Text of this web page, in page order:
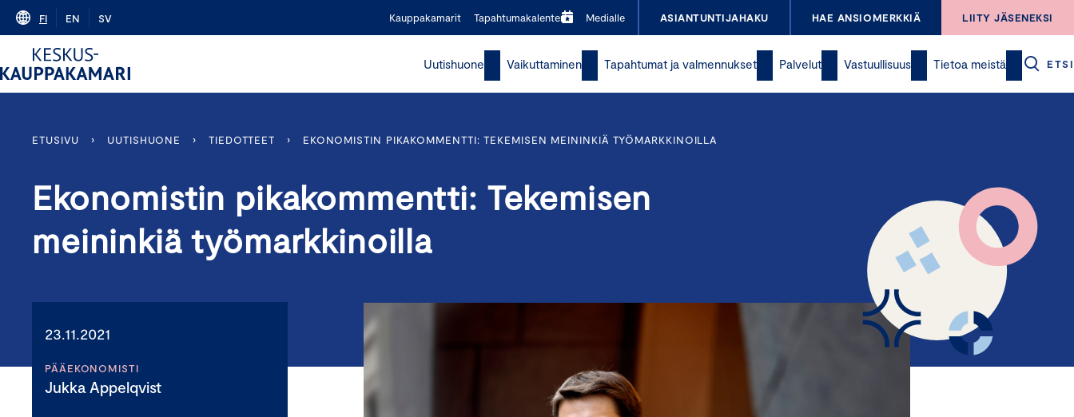
Skip
content
FI EN SV Kauppakamarit Tapahtumakalenteri Medialle ASIANTUNTIJAHAKU HAE ANSIOMERKKIÄ LIITY JÄSENEKSI
Uutishuone Vaikuttaminen Tapahtumat ja valmennukset Palvelut Vastuullisuus Tietoa meistä ETSI
ETUSIVU › UUTISHUONE › TIEDOTTEET › EKONOMISTIN PIKAKOMMENTTI: TEKEMISEN MEININKIÄ TYÖMARKKINOILLA
Ekonomistin pikakommentti: Tekemisen
meininkiä työmarkkinoilla
23.11.2021
PÄÄEKONOMISTI
Jukka Appelqvist